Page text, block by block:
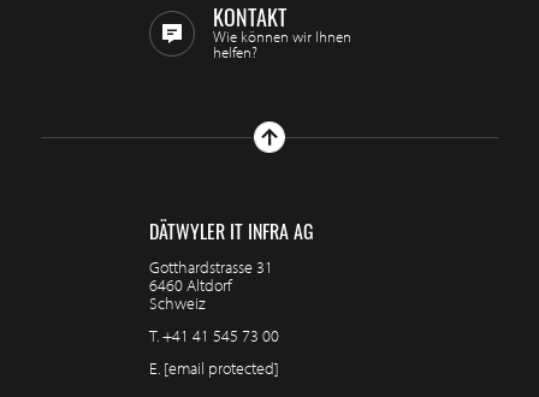
KONTAKT
Wie können wir Ihnen
helfen?
DÄTWYLER IT INFRA AG
Gotthardstrasse 31
6460 Altdorf
Schweiz
T.+41 41 545 73 00
E. [email protected]